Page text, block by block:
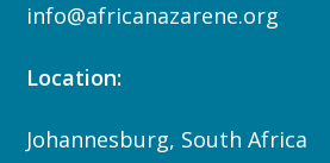
info@africanazarene.org
Location:
Johannesburg, South Africa